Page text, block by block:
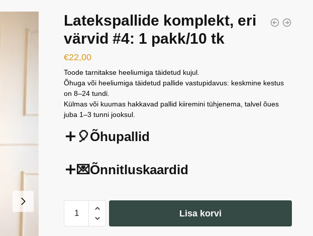
Latekspallide komplekt, eri
värvid #4: 1 pakk/10 tk
€22,00
Toode tarnitakse heeliumiga täidetud kujul.
Õhuga või heeliumiga täidetud pallide vastupidavus: keskmine kestus
on 8–24 tundi.
Külmas või kuumas hakkavad pallid kiiremini tühjenema, talvel õues
juba 1–3 tunni jooksul.
🎈Õhupallid
💌Õnnitluskaardid
Latekspallide
komplekt,
Lisa korvi